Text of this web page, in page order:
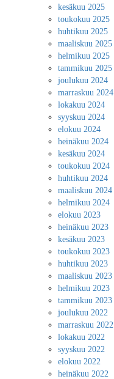
kesäkuu 2025
toukokuu 2025
huhtikuu 2025
maaliskuu 2025
helmikuu 2025
tammikuu 2025
joulukuu 2024
marraskuu 2024
lokakuu 2024
syyskuu 2024
elokuu 2024
heinäkuu 2024
kesäkuu 2024
toukokuu 2024
huhtikuu 2024
maaliskuu 2024
helmikuu 2024
elokuu 2023
heinäkuu 2023
kesäkuu 2023
toukokuu 2023
huhtikuu 2023
maaliskuu 2023
helmikuu 2023
tammikuu 2023
joulukuu 2022
marraskuu 2022
lokakuu 2022
syyskuu 2022
elokuu 2022
heinäkuu 2022